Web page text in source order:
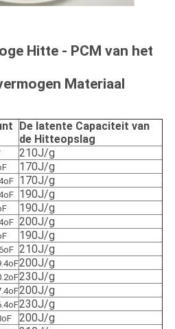
Hitte - PCM van het
Materiaal
De latente Capaciteit van
de Hitteopslag
210J/g
170J/g
170J/g
190J/g
190J/g
200J/g
190J/g
210J/g
200J/g
230J/g
200J/g
230J/g
200J/g